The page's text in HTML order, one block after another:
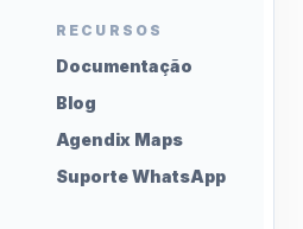
RECURSOS
Documentação
Blog
Agendix Maps
Suporte WhatsApp